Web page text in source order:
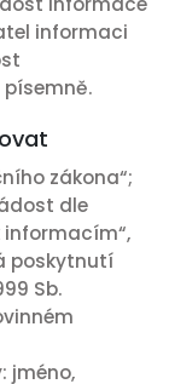
informaci
zákona“;
dle
poskytnutí
Sb.
jméno,